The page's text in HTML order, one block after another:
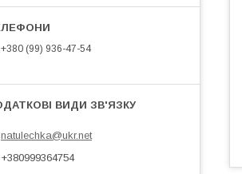
+380 (99) 936-47-54
natulechka@ukr.net
+380999364754